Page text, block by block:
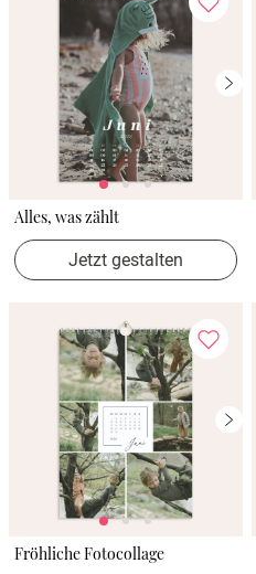
Alles, was zählt
Jetzt gestalten
Fröhliche Fotocollage